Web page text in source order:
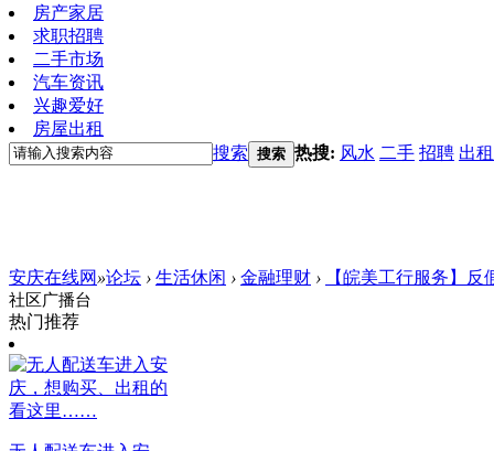
房产家居
求职招聘
二手市场
汽车资讯
兴趣爱好
房屋出租
搜索 搜索 热搜: 风水 二手 招聘 出租
安庆在线网 »论坛 › 生活休闲 › 金融理财 › 【皖美工行服务】
社区广播台
热门推荐